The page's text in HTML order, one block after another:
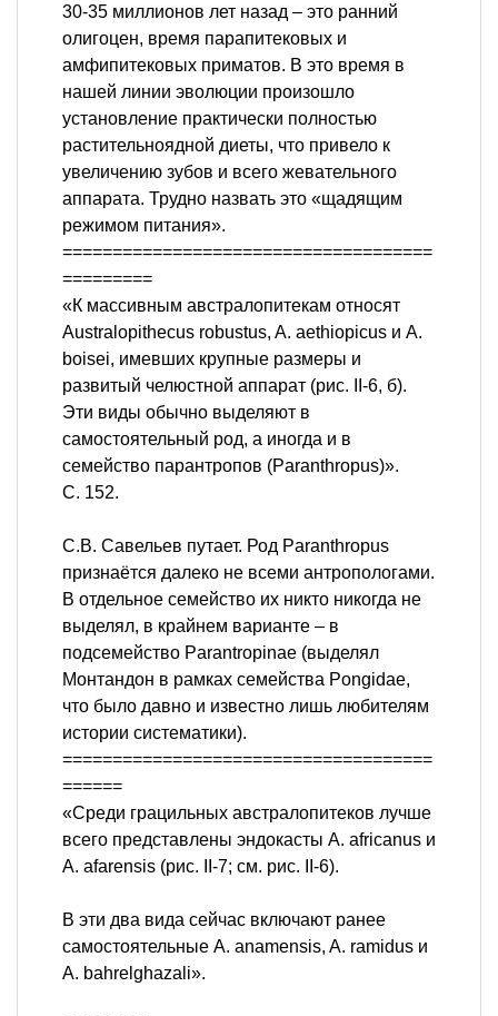
30-35 миллионов лет назад – это ранний
олигоцен, время парапитековых и
амфипитековых приматов. В это время в
нашей линии эволюции произошло
установление практически полностью
растительноядной диеты, что привело к
увеличению зубов и всего жевательного
аппарата. Трудно назвать это «щадящим
режимом питания».
=====================================
=========
«К массивным австралопитекам относят
Australopithecus robustus, A. aethiopicus и A.
boisei, имевших крупные размеры и
развитый челюстной аппарат (рис. II-6, б).
Эти виды обычно выделяют в
самостоятельный род, а иногда и в
семейство парантропов (Paranthropus)».
С. 152.
С.В. Савельев путает. Род Paranthropus
признаётся далеко не всеми антропологами.
В отдельное семейство их никто никогда не
выделял, в крайнем варианте – в
подсемейство Parantropinae (выделял
Монтандон в рамках семейства Pongidae,
что было давно и известно лишь любителям
истории систематики).
=====================================
======
«Среди грацильных австралопитеков лучше
всего представлены эндокасты A. africanus и
A. afarensis (рис. II-7; см. рис. II-6).
В эти два вида сейчас включают ранее
самостоятельные A. anamensis, A. ramidus и
A. bahrelghazali».